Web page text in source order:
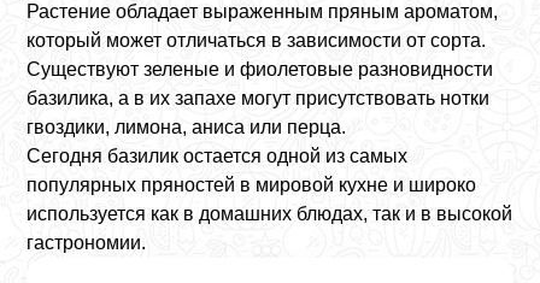
Растение обладает выраженным пряным ароматом,
который может отличаться в зависимости от сорта.
Существуют зеленые и фиолетовые разновидности
базилика, а в их запахе могут присутствовать нотки
гвоздики, лимона, аниса или перца.
Сегодня базилик остается одной из самых
популярных пряностей в мировой кухне и широко
используется как в домашних блюдах, так и в высокой
гастрономии.